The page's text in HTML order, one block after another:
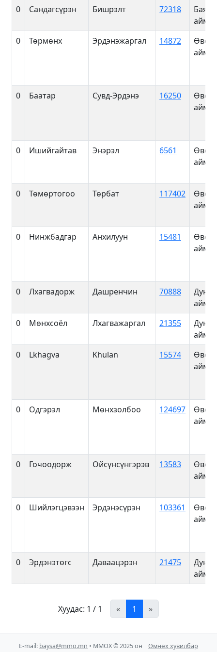
0
Сандагсүрэн Бишрэлт 72318
аймаг
0
Төрмөнх Эрдэнэжаргал 14872
аймаг
0 Баатар Сувд-Эрдэнэ 16250
аймаг
0 Ишийгайтав Энэрэл 6561
аймаг
0 Төмөртогоо Төрбат 117402
аймаг
0 Нинжбадгар Анхилуун 15481
аймаг
0 Лхагвадорж Дашренчин 70888
аймаг
0
Мөнхсоёл Лхагважаргал 21355
аймаг
0
Lkhagva Khulan 15574
аймаг
0 Одгэрэл Мөнхзолбоо 124697
аймаг
0 Гочоодорж Ойсүнсүнгэрэв 13583
аймаг
0 Шийлэгцэвээн Эрдэнэсүрэн 103361
аймаг
0 Эрдэнэтөгс Даваацэрэн 21475
аймаг
Хуудас: 1 / 1 « 1 »
E-mail: baysa@mmo.mn • ММОХ © 2025 он Өмнөх хувилбар